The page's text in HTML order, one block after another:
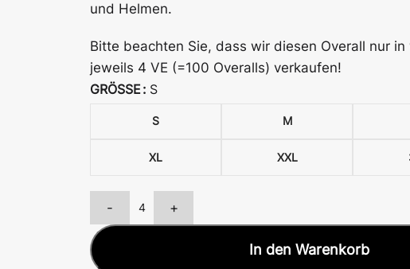
und Helmen.
Bitte beachten Sie, dass wir diesen Overall nur
jeweils 4 VE (=100 Overalls) verkaufen!
GRÖSSE
S
S M
XL XXL
- +
In den Warenkorb